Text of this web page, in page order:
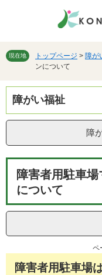
先
を
本
へ
現在地 トップページ > 障が
ンについて
障がい福祉
障
障害者用駐車
について
ペ
障害者用駐車場